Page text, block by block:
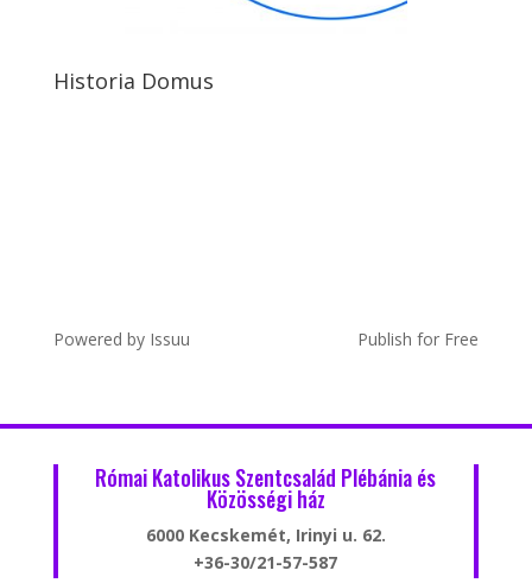
Historia Domus
Powered by Issuu Publish for Free
Római Katolikus Szentcsalád Plébánia és
Közösségi ház
6000 Kecskemét, Irinyi u. 62.
+36-30/21-57-587